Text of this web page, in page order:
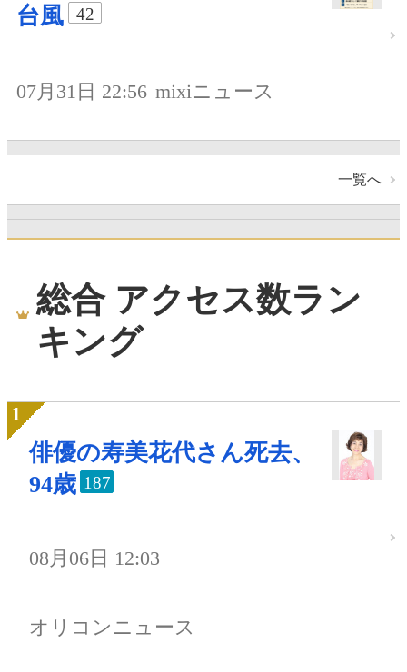
台風
42
07月31日 22:56 mixiニュース
一覧へ
総合 アクセス数ラン
キング
俳優の寿美花代さん死去、
94歳 187
08月06日 12:03
オリコンニュース